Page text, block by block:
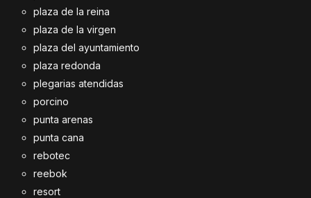
plaza de la reina
plaza de la virgen
plaza del ayuntamiento
plaza redonda
plegarias atendidas
porcino
punta arenas
punta cana
rebotec
reebok
resort